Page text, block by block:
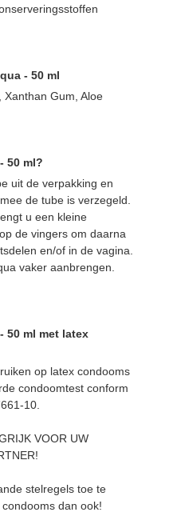
- 50 ml
Xanthan Gum, Aloe
50 ml?
uit de verpakking en
de tube is verzegeld.
u een kleine
de vingers om daarna
en/of in de vagina.
vaker aanbrengen.
50 ml met latex
op latex condooms
condoomtest conform
10.
VOOR UW
stelregels toe te
dan ook!